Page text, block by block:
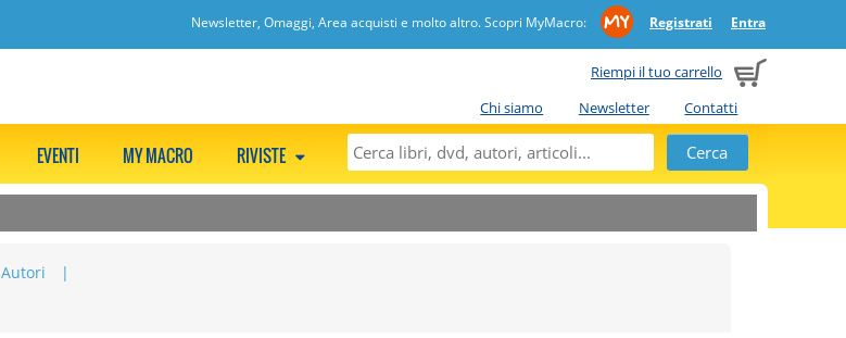
Newsletter, Omaggi, Area acquisti e molto altro. Scopri MyMacro: Registrati Entra
Riempi il tuo carrello
Chi siamo
Newsletter Contatti
EVENTI MY MACRO RIVISTE
Autori